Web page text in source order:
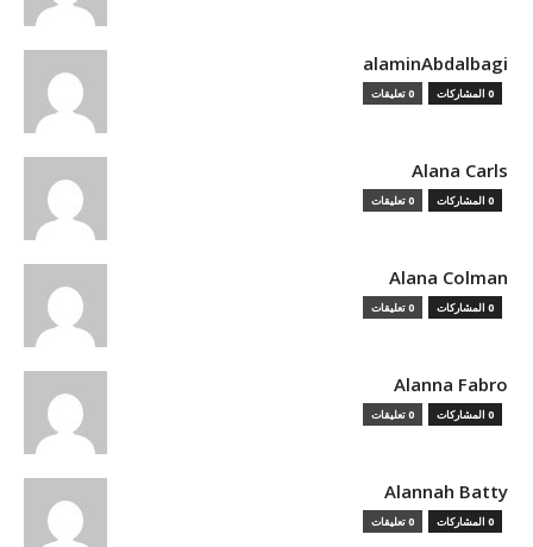
alaminAbdalbagi
0 المشاركات 0 تعليقات
Alana Carls
0 المشاركات 0 تعليقات
Alana Colman
0 المشاركات 0 تعليقات
Alanna Fabro
0 المشاركات 0 تعليقات
Alannah Batty
0 المشاركات 0 تعليقات